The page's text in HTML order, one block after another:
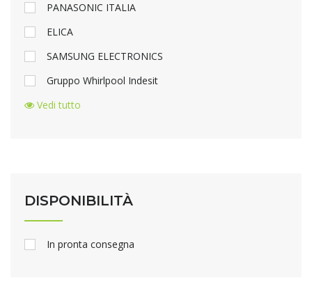
PANASONIC ITALIA
ELICA
SAMSUNG ELECTRONICS
Gruppo Whirlpool Indesit
Vedi tutto
DISPONIBILITÀ
In pronta consegna